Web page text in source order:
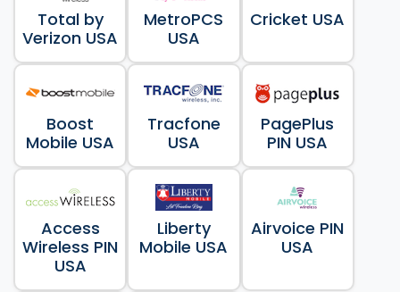
Total by
Verizon USA
MetroPCS
USA
Cricket USA
Boost
Mobile USA
Tracfone
USA
PagePlus
PIN USA
Access
Wireless PIN
USA
Liberty
Mobile USA
Airvoice PIN
USA